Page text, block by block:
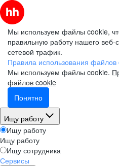
Мы используем файлы cookie,
правильную работу нашего веб-
сетевой трафик.
Правила использования файлов
Мы используем файлы cookie.
файлов cookie
Понятно
Ищу работу
Ищу работу
Ищу работу
Ищу сотрудника
Сервисы